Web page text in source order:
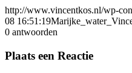
http://www.vincentkos.nl/wp-
08 16:51:19
0 antwoorden
Plaats een Reactie